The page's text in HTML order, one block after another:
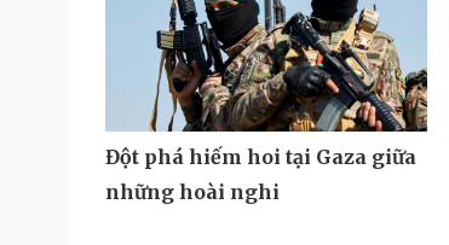
Đột phá hiếm hoi tại Gaza giữa
những hoài nghi